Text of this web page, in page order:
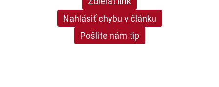
Nahlásiť chybu v článku
Pošlite nám tip